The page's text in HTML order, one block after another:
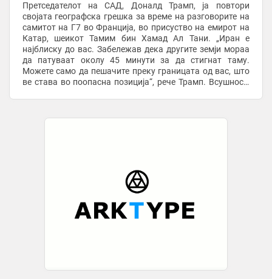
Претседателот на САД, Доналд Трамп, ја повтори
својата географска грешка за време на разговорите на
самитот на Г7 во Франција, во присуство на емирот на
Катар, шеикот Тамим бин Хамад Ал Тани. „Иран е
најблиску до вас. Забележав дека другите земји мораа
да патуваат околу 45 минути за да стигнат таму.
Можете само да пешачите преку границата од вас, што
ве става во поопасна позиција“, рече Трамп. Всушност,